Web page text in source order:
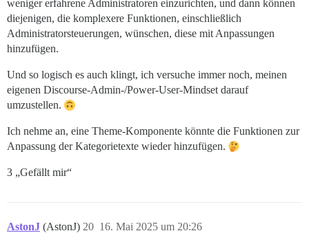
weniger erfahrene Administratoren einzurichten, und dann können
diejenigen, die komplexere Funktionen, einschließlich
Administratorsteuerungen, wünschen, diese mit Anpassungen
hinzufügen.
Und so logisch es auch klingt, ich versuche immer noch, meinen
eigenen Discourse-Admin-/Power-User-Mindset darauf
umzustellen.
Ich nehme an, eine Theme-Komponente könnte die Funktionen zur
Anpassung der Kategorietexte wieder hinzufügen.
3 „Gefällt mir“
AstonJ (AstonJ) 16. Mai 2025 um 20:26
20